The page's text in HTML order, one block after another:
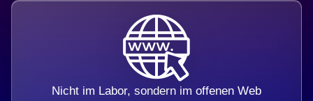
Nicht im Labor, sondern im offenen Web